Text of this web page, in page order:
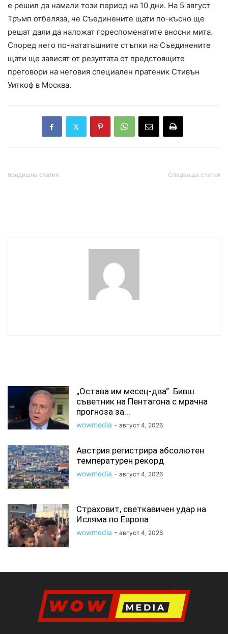
е решил да намали този период на 10 дни. На 5 август
Тръмп отбеляза, че Съединените щати по-късно ще
решат дали да наложат гореспоменатите вносни мита.
Според него по-нататъшните стъпки на Съединените
щати ще зависят от резултата от предстоящите
преговори на неговия специален пратеник Стивън
Уиткоф в Москва.
предишна статия Следваща статия
„Остава им месец-два“: Бивш
съветник на Пентагона с мрачна
прогноза за...
wowmedia - август 4, 2026
Австрия регистрира абсолютен
температурен рекорд
wowmedia - август 4, 2026
Страховит, светкавичен удар на
Исляма по Европа
wowmedia - август 4, 2026